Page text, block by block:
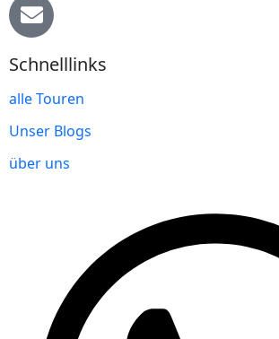
Schnelllinks
alle Touren
Unser Blogs
über uns